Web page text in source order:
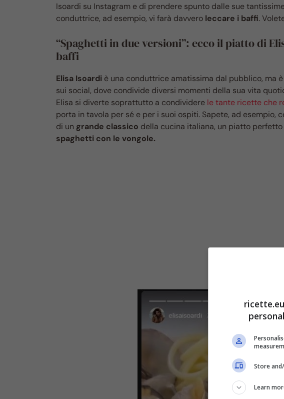
Isoardi su Instagram e di prendere spunto dalle sue
conduttrice, ad esempio, vi farà davvero leccare i baffi.
“Spaghetti in due versioni”: ecco il piatto di
baffi
Elisa Isoardi è una conduttrice amatissima dal pubblico, ma
sui social, dove condivide diversi momenti della sua vita
Elisa si diverte soprattutto a condividere le tante ricette che
porta in tavola per sé e per i suoi ospiti. Sapete, ad esempio,
di un grande classico della cucina italiana, un piatto
spaghetti con le vongole.
Store
Learn